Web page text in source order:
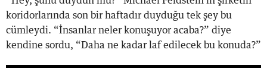
koridorlarında son bir haftadır duyduğu tek şey bu
cümleydi. “İnsanlar neler konuşuyor acaba?” diye
kendine sordu, “Daha ne kadar laf edilecek bu konuda?”